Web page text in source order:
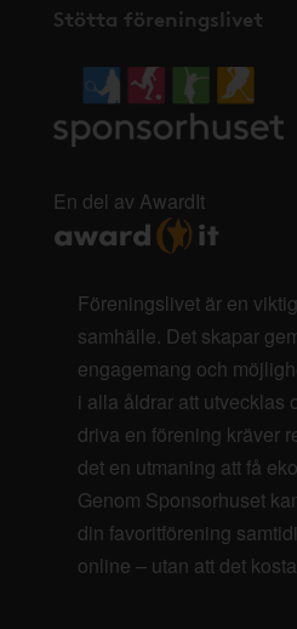
Stötta föreningslivet
En del av AwardIt
Föreningslivet är en
samhälle. Det skapar
engagemang och
i alla åldrar att utvecklas
driva en förening kräver
det en utmaning att få
Genom Sponsorhuset
din favoritförening
online – utan att det